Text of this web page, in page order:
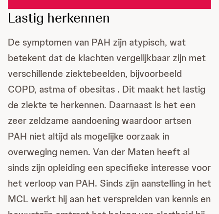
Lastig herkennen
De symptomen van PAH zijn atypisch, wat
betekent dat de klachten vergelijkbaar zijn met
verschillende ziektebeelden, bijvoorbeeld
COPD, astma of obesitas . Dit maakt het lastig
de ziekte te herkennen. Daarnaast is het een
zeer zeldzame aandoening waardoor artsen
PAH niet altijd als mogelijke oorzaak in
overweging nemen. Van der Maten heeft al
sinds zijn opleiding een specifieke interesse voor
het verloop van PAH. Sinds zijn aanstelling in het
MCL werkt hij aan het verspreiden van kennis en